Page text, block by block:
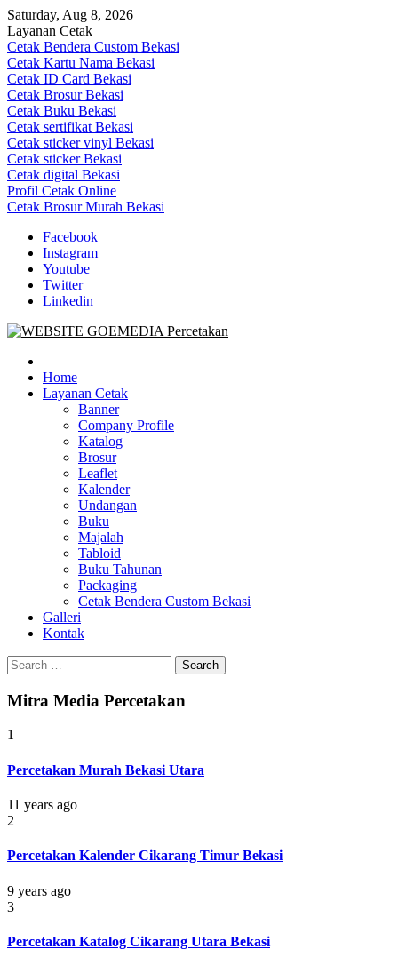
Skip
to
content
Saturday, Aug 8, 2026
Layanan Cetak
Cetak Bendera Custom Bekasi
Cetak Kartu Nama Bekasi
Cetak ID Card Bekasi
Cetak Brosur Bekasi
Cetak Buku Bekasi
Cetak sertifikat Bekasi
Cetak sticker vinyl Bekasi
Cetak sticker Bekasi
Cetak digital Bekasi
Profil Cetak Online
Cetak Brosur Murah Bekasi
Facebook
Instagram
Youtube
Twitter
Linkedin
Goe Media Percetakan | 0822-4439-5599 (Call/WA)
0822-4439-5599 (Call/WA) Percetakan jasa cetak banner buku yasin
invoice kartu nama label map nota spanduk stiker undangan
pernikahan murah online 24 jam
Home
Layanan Cetak
Banner
Company Profile
Katalog
Brosur
Leaflet
Kalender
Undangan
Buku
Majalah
Tabloid
Buku Tahunan
Packaging
Cetak Bendera Custom Bekasi
Galleri
Kontak
Search
for:
Mitra Media Percetakan
1
Percetakan Murah Bekasi Utara
11 years ago
2
Percetakan Kalender Cikarang Timur Bekasi
9 years ago
3
Percetakan Katalog Cikarang Utara Bekasi